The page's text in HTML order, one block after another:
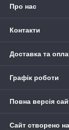
Про нас
Контакти
Доставка та
Графік роботи
Повна версія
Сайт створено